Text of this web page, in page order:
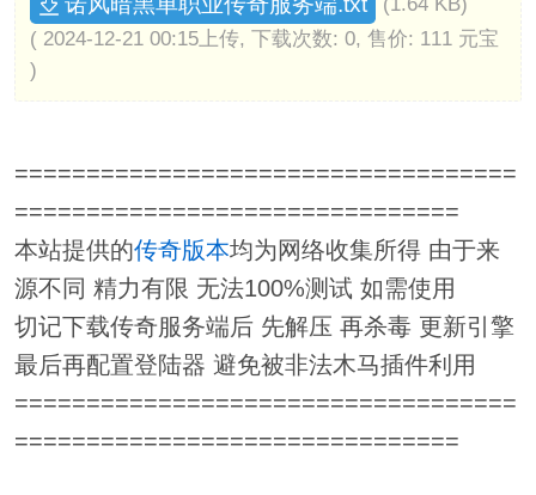
( 2024-12-21 00:15上传, 下载次数: 0, 售价: 111 元宝
)
===================================
===============================
本站提供的传奇版本均为网络收集所得 由于来
源不同 精力有限 无法100%测试 如需使用
切记下载传奇服务端后 先解压 再杀毒 更新引擎
最后再配置登陆器 避免被非法木马插件利用
===================================
===============================